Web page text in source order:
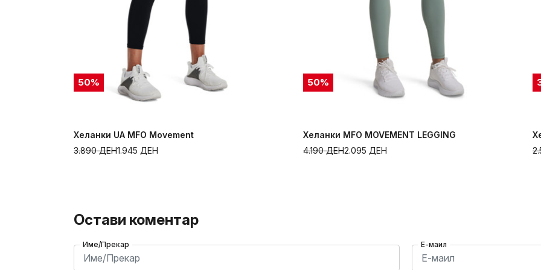
50%
Хеланки UA MFO Movement
1.945 ДЕН
3.890ДЕН
50%
Хеланки MFO MOVEMENT LEGGING
2.095 ДЕН
4.190ДЕН
Остави коментар
Име/Прекар Е-маил